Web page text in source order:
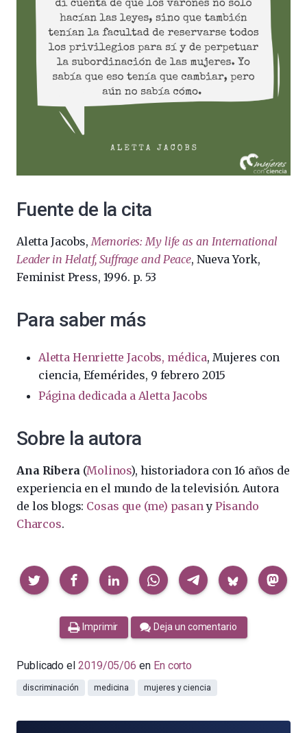
Fuente de la cita
Aletta Jacobs, Memories: My life as an International
Leader in Helatf, Suffrage and Peace, Nueva York,
Feminist Press, 1996. p. 53
Para saber más
Aletta Henriette Jacobs, médica, Mujeres con
ciencia, Efemérides, 9 febrero 2015
Página dedicada a Aletta Jacobs
Sobre la autora
Ana Ribera(Molinos), historiadora con 16 años de
experiencia en el mundo de la televisión. Autora
de los blogs: Cosas que (me) pasany Pisando
Charcos.
Compartir
Imprimir Deja un comentario
Publicado el 2019/05/06 en En corto
discriminación medicina mujeres y ciencia